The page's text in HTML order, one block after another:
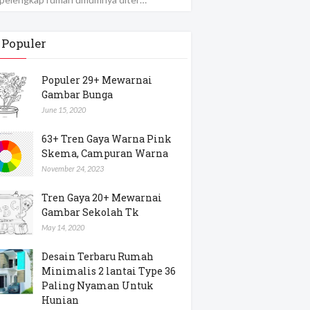
Populer 29+ Mewarnai
Gambar Bunga
June 15, 2020
63+ Tren Gaya Warna Pink
Skema, Campuran Warna
November 24, 2023
Tren Gaya 20+ Mewarnai
Gambar Sekolah Tk
May 14, 2020
Desain Terbaru Rumah
Minimalis 2 lantai Type 36
Paling Nyaman Untuk
Hunian